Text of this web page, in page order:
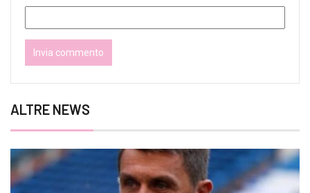
ALTRE NEWS